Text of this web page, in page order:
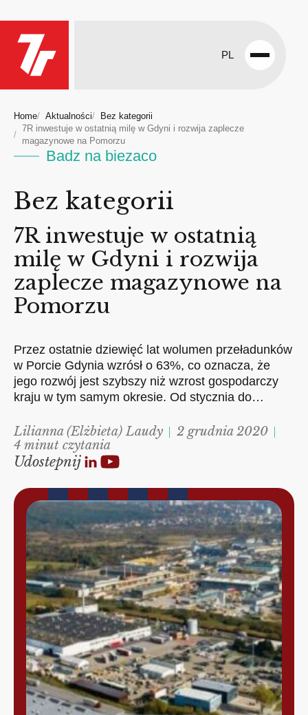
PL
Open
Home Aktualności
Bez kategorii
7R inwestuje w ostatnią milę w Gdyni i rozwija zaplecze
magazynowe na Pomorzu
Badz na biezaco
Bez kategorii
7R inwestuje w ostatnią
milę w Gdyni i rozwija
zaplecze magazynowe na
Pomorzu
Przez ostatnie dziewięć lat wolumen przeładunków
w Porcie Gdynia wzrósł o 63%, co oznacza, że
jego rozwój jest szybszy niż wzrost gospodarczy
kraju w tym samym okresie. Od stycznia do…
Lilianna (Elżbieta) Laudy
2 grudnia 2020
4 minut czytania
Udostepnij